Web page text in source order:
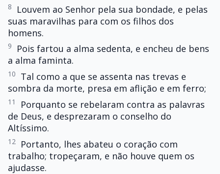
8
Louvem ao Senhor pela sua bondade, e pelas
suas maravilhas para com os filhos dos
homens.
9
Pois fartou a alma sedenta, e encheu de bens
a alma faminta.
10
Tal como a que se assenta nas trevas e
sombra da morte, presa em aflição e em ferro;
11
Porquanto se rebelaram contra as palavras
de Deus, e desprezaram o conselho do
Altíssimo.
12
Portanto, lhes abateu o coração com
trabalho; tropeçaram, e não houve quem os
ajudasse.